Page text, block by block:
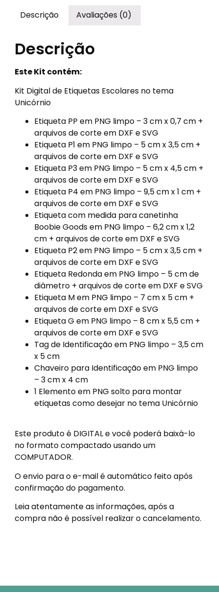
Descrição Avaliações (0)
Descrição
Este Kit contém:
Kit Digital de Etiquetas Escolares no tema
Unicórnio
Etiqueta PP em PNG limpo – 3 cm x 0,7 cm +
arquivos de corte em DXF e SVG
Etiqueta P1 em PNG limpo – 5 cm x 3,5 cm +
arquivos de corte em DXF e SVG
Etiqueta P3 em PNG limpo – 5 cm x 4,5 cm +
arquivos de corte em DXF e SVG
Etiqueta P4 em PNG limpo – 9,5 cm x 1 cm +
arquivos de corte em DXF e SVG
Etiqueta com medida para canetinha
Boobie Goods em PNG limpo – 6,2 cm x 1,2
cm + arquivos de corte em DXF e SVG
Etiqueta P2 em PNG limpo – 5 cm x 3,5 cm +
arquivos de corte em DXF e SVG
Etiqueta Redonda em PNG limpo – 5 cm de
diâmetro + arquivos de corte em DXF e SVG
Etiqueta M em PNG limpo – 7 cm x 5 cm +
arquivos de corte em DXF e SVG
Etiqueta G em PNG limpo – 8 cm x 5,5 cm +
arquivos de corte em DXF e SVG
Tag de Identificação em PNG limpo – 3,5 cm
x 5 cm
Chaveiro para Identificação em PNG limpo
– 3 cm x 4 cm
1 Elemento em PNG solto para montar
etiquetas como desejar no tema Unicórnio
Este produto é DIGITAL e você poderá baixá-lo
no formato compactado usando um
COMPUTADOR.
O envio para o e-mail é automático feito após
confirmação do pagamento.
Leia atentamente as informações, após a
compra não é possível realizar o cancelamento.